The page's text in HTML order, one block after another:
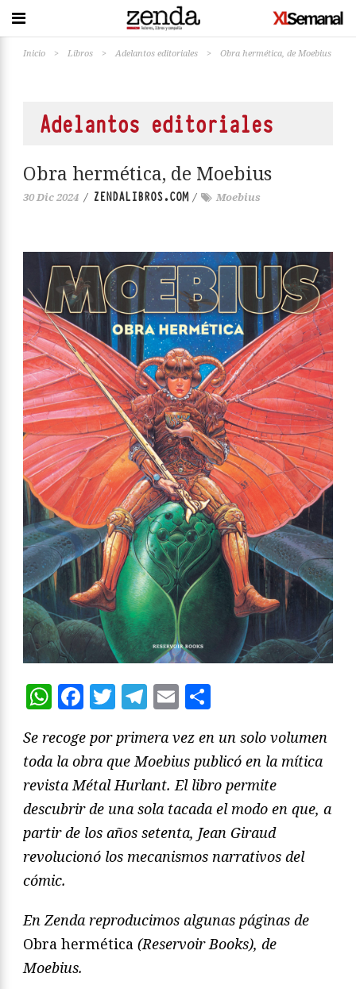
Inicio > Libros > Adelantos editoriales > Obra hermética, de Moebius
Adelantos editoriales
Obra hermética, de Moebius
30 Dic 2024 / ZENDALIBROS.COM/ Moebius
WhatsApp
Facebook
Twitter
Telegram
Email
Se recoge por primera vez en un solo volumen
toda la obra que Moebius publicó en la mítica
revista Métal Hurlant. El libro permite
descubrir de una sola tacada el modo en que, a
partir de los años setenta, Jean Giraud
revolucionó los mecanismos narrativos del
cómic.
En Zenda reproducimos algunas páginas de
Obra hermética (Reservoir Books), de
Moebius.